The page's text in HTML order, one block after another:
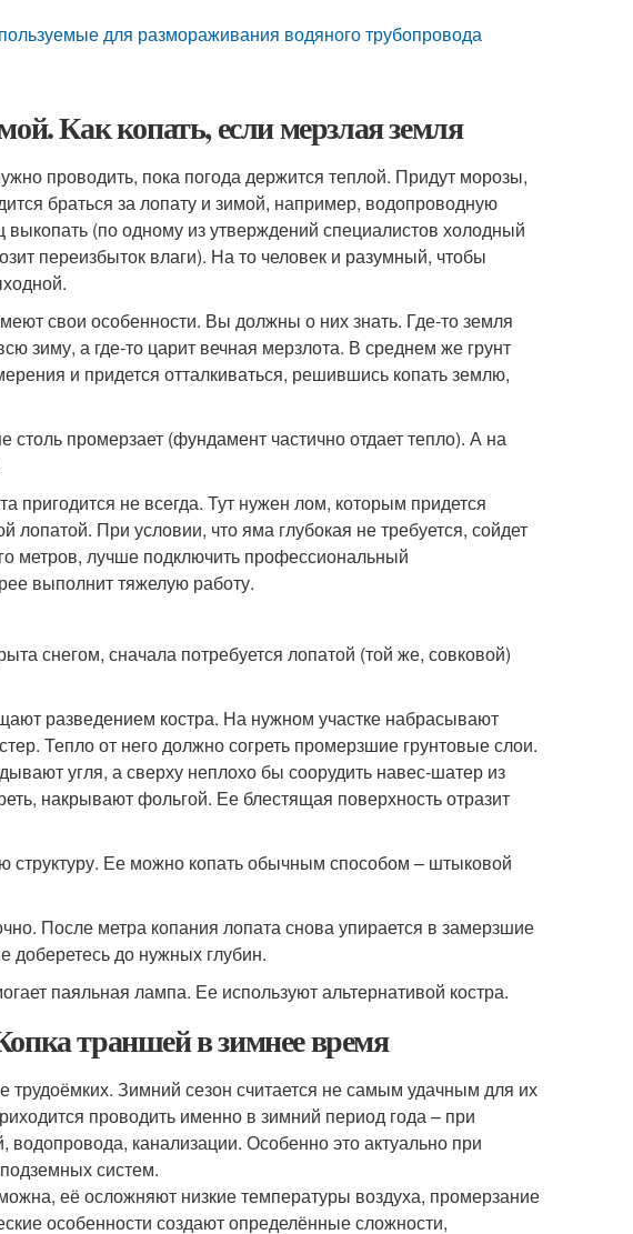
для размораживания водяного трубопровода
Как копать, если мерзлая земля
проводить, пока погода держится теплой. Придут морозы,
браться за лопату и зимой, например, водопроводную
(по одному из утверждений специалистов холодный
переизбыток влаги). На то человек и разумный, чтобы
свои особенности. Вы должны о них знать. Где-то земля
зиму, а где-то царит вечная мерзлота. В среднем же грунт
и придется отталкиваться, решившись копать землю,
промерзает (фундамент частично отдает тепло). А на
не всегда. Тут нужен лом, которым придется
лопатой. При условии, что яма глубокая не требуется, сойдет
метров, лучше подключить профессиональный
выполнит тяжелую работу.
снегом, сначала потребуется лопатой (той же, совковой)
разведением костра. На нужном участке набрасывают
Тепло от него должно согреть промерзшие грунтовые слои.
угля, а сверху неплохо бы соорудить навес-шатер из
накрывают фольгой. Ее блестящая поверхность отразит
структуру. Ее можно копать обычным способом – штыковой
После метра копания лопата снова упирается в замерзшие
доберетесь до нужных глубин.
паяльная лампа. Ее используют альтернативой костра.
траншей в зимнее время
трудоёмких. Зимний сезон считается не самым удачным для их
проводить именно в зимний период года – при
канализации. Особенно это актуально при
систем.
её осложняют низкие температуры воздуха, промерзание
особенности создают определённые сложности,